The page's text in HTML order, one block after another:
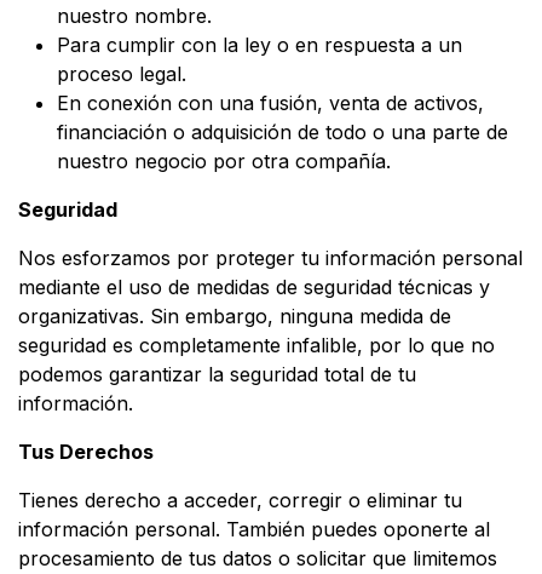
nuestro nombre.
Para cumplir con la ley o en respuesta a un
proceso legal.
En conexión con una fusión, venta de activos,
financiación o adquisición de todo o una parte de
nuestro negocio por otra compañía.
Seguridad
Nos esforzamos por proteger tu información personal
mediante el uso de medidas de seguridad técnicas y
organizativas. Sin embargo, ninguna medida de
seguridad es completamente infalible, por lo que no
podemos garantizar la seguridad total de tu
información.
Tus Derechos
Tienes derecho a acceder, corregir o eliminar tu
información personal. También puedes oponerte al
procesamiento de tus datos o solicitar que limitemos